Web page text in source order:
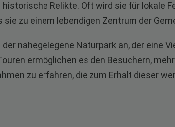
Relikte. Oft wird sie für lokale
zu einem lebendigen Zentrum der
nahegelegene Naturpark an, der eine
ermöglichen es den Besuchern,
zu erfahren, die zum Erhalt dieser